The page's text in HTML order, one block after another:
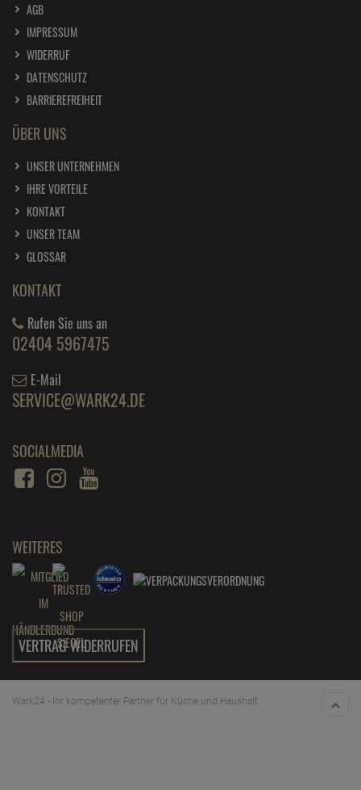
AGB
IMPRESSUM
WIDERRUF
DATENSCHUTZ
BARRIEREFREIHEIT
ÜBER UNS
UNSER UNTERNEHMEN
IHRE VORTEILE
KONTAKT
UNSER TEAM
GLOSSAR
KONTAKT
Rufen Sie uns an
02404 5967475
E-Mail
SERVICE@WARK24.DE
SOCIALMEDIA
WEITERES
VERTRAG WIDERRUFEN
Wark24 - Ihr kompetenter Partner für Küche und Haushalt